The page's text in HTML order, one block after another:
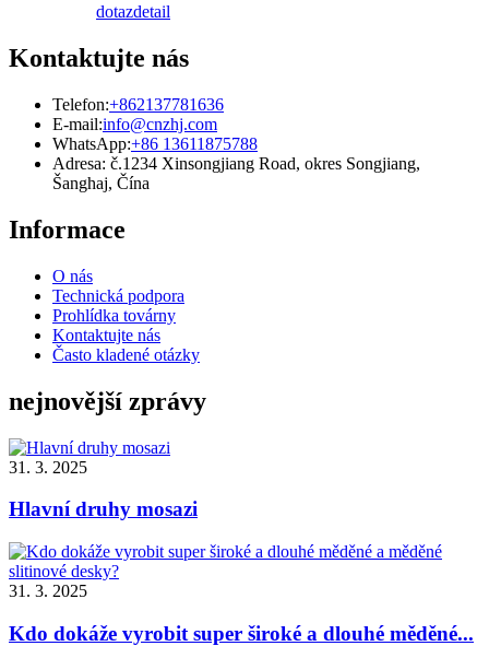
dotazdetail
Kontaktujte nás
Telefon:+862137781636
E-mail:info@cnzhj.com
WhatsApp:+86 13611875788
Adresa: č.1234 Xinsongjiang Road, okres Songjiang,
Šanghaj, Čína
Informace
O nás
Technická podpora
Prohlídka továrny
Kontaktujte nás
Často kladené otázky
nejnovější zprávy
31. 3. 2025
Hlavní druhy mosazi
31. 3. 2025
Kdo dokáže vyrobit super široké a dlouhé měděné...